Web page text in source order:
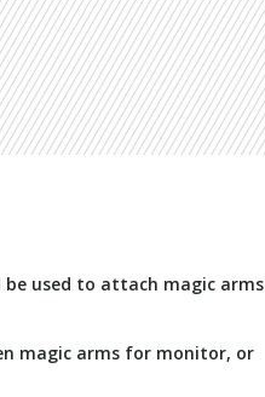
be used to attach magic arms
magic arms for monitor, or